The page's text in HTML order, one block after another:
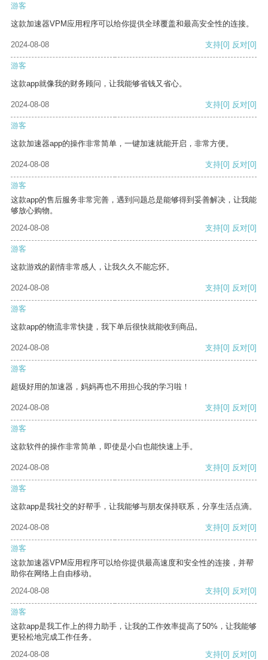
游客
这款加速器VPM应用程序可以给你提供全球覆盖和最高安全性的连接。
2024-08-08 支持[0] 反对[0]
游客
这款app就像我的财务顾问，让我能够省钱又省心。
2024-08-08 支持[0] 反对[0]
游客
这款加速器app的操作非常简单，一键加速就能开启，非常方便。
2024-08-08 支持[0] 反对[0]
游客
这款app的售后服务非常完善，遇到问题总是能够得到妥善解决，让我能
够放心购物。
2024-08-08
支持[0] 反对[0]
游客
这款游戏的剧情非常感人，让我久久不能忘怀。
2024-08-08 支持[0] 反对[0]
游客
这款app的物流非常快捷，我下单后很快就能收到商品。
2024-08-08 支持[0] 反对[0]
游客
超级好用的加速器，妈妈再也不用担心我的学习啦！
2024-08-08 支持[0] 反对[0]
游客
这款软件的操作非常简单，即使是小白也能快速上手。
2024-08-08 支持[0] 反对[0]
游客
这款app是我社交的好帮手，让我能够与朋友保持联系，分享生活点滴。
2024-08-08 支持[0] 反对[0]
游客
这款加速器VPM应用程序可以给你提供最高速度和安全性的连接，并帮
助你在网络上自由移动。
2024-08-08
支持[0] 反对[0]
游客
这款app是我工作上的得力助手，让我的工作效率提高了50%，让我能够
更轻松地完成工作任务。
2024-08-08
支持[0] 反对[0]